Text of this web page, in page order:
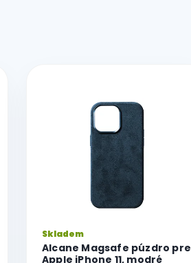
Alcane Magsafe púzdro pre
Apple iPhone 11, modré
Skladem